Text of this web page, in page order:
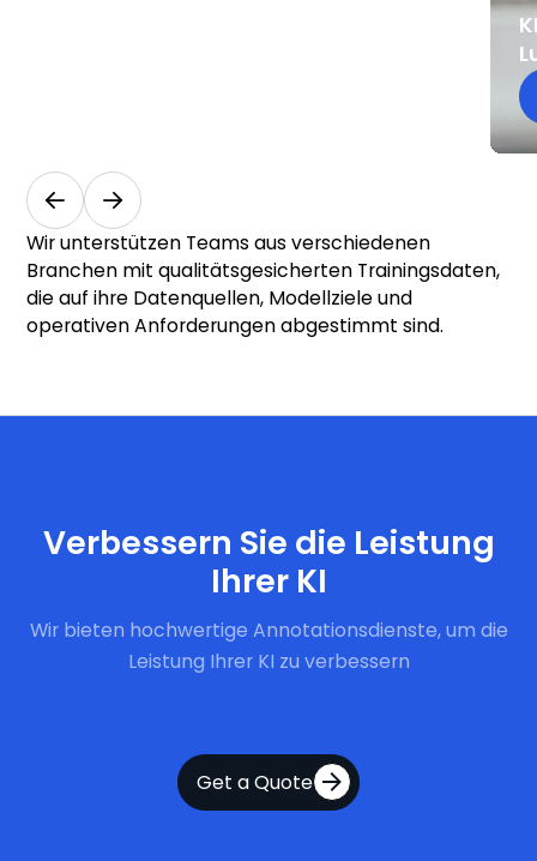
Einzelhandel
und In-
Store-
Analytik
Wir unterstützen Teams aus verschiedenen
Branchen mit qualitätsgesicherten Trainingsdaten,
die auf ihre Datenquellen, Modellziele und
operativen Anforderungen abgestimmt sind.
Verbessern Sie die Leistung
Ihrer KI
Wir bieten hochwertige Annotationsdienste, um die
Leistung Ihrer KI zu verbessern
Get a Quote